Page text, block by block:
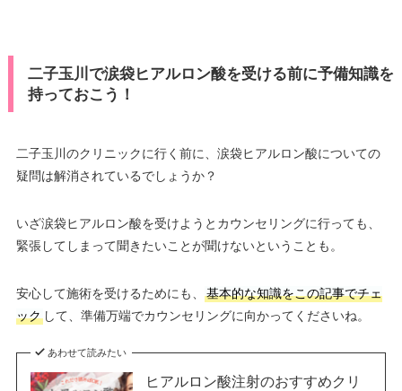
二子玉川で涙袋ヒアルロン酸を受ける前に予備知識を
持っておこう！
二子玉川のクリニックに行く前に、涙袋ヒアルロン酸についての
疑問は解消されているでしょうか？
いざ涙袋ヒアルロン酸を受けようとカウンセリングに行っても、
緊張してしまって聞きたいことが聞けないということも。
安心して施術を受けるためにも、
基本的な知識をこの記事でチェ
ックして、準備万端でカウンセリングに向かってくださいね。
あわせて読みたい
ヒアルロン酸注射のおすすめクリ